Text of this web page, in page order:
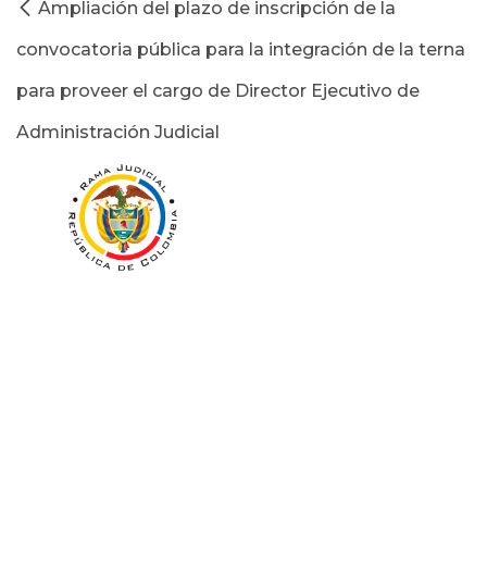
Ampliación del plazo de inscripción de la
convocatoria pública para la integración de la terna
para proveer el cargo de Director Ejecutivo de
Administración Judicial